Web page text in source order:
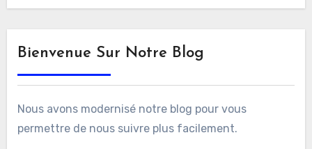
Bienvenue Sur Notre Blog
Nous avons modernisé notre blog pour vous
permettre de nous suivre plus facilement.